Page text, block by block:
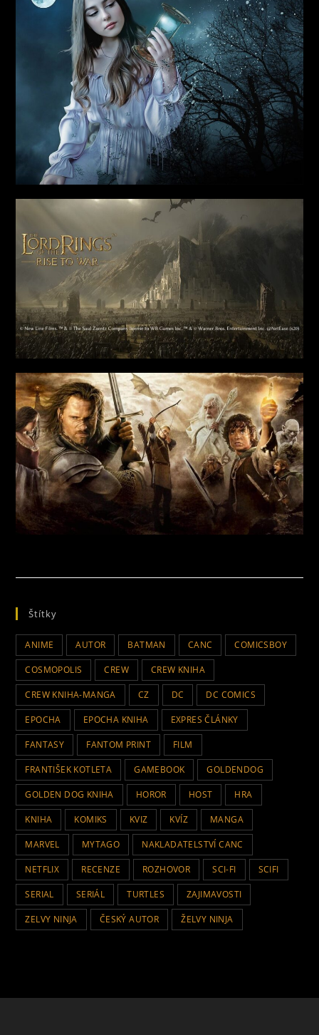
Štítky
ANIME AUTOR BATMAN CANC COMICSBOY
COSMOPOLIS CREW CREW KNIHA
CREW KNIHA-MANGA CZ DC DC COMICS
EPOCHA EPOCHA KNIHA EXPRES ČLÁNKY
FANTASY FANTOM PRINT FILM
FRANTIŠEK KOTLETA GAMEBOOK GOLDENDOG
GOLDEN DOG KNIHA HOROR HOST HRA
KNIHA KOMIKS KVIZ KVÍZ MANGA
MARVEL MYTAGO NAKLADATELSTVÍ CANC
NETFLIX RECENZE ROZHOVOR SCI-FI SCIFI
SERIAL SERIÁL TURTLES ZAJIMAVOSTI
ZELVY NINJA ČESKÝ AUTOR ŽELVY NINJA